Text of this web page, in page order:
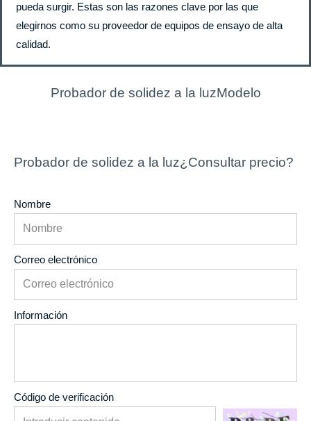
pueda surgir. Estas son las razones clave por las que
elegirnos como su proveedor de equipos de ensayo de alta
calidad.
Probador de solidez a la luzModelo
Probador de solidez a la luz¿Consultar precio?
Nombre
Correo electrónico
Información
Código de verificación